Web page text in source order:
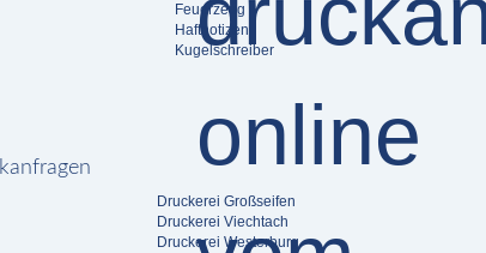
Feuerzeug
Haftnotizen
Kugelschreiber
Druckerei Großseifen
Druckerei Viechtach
Druckerei Westerburg